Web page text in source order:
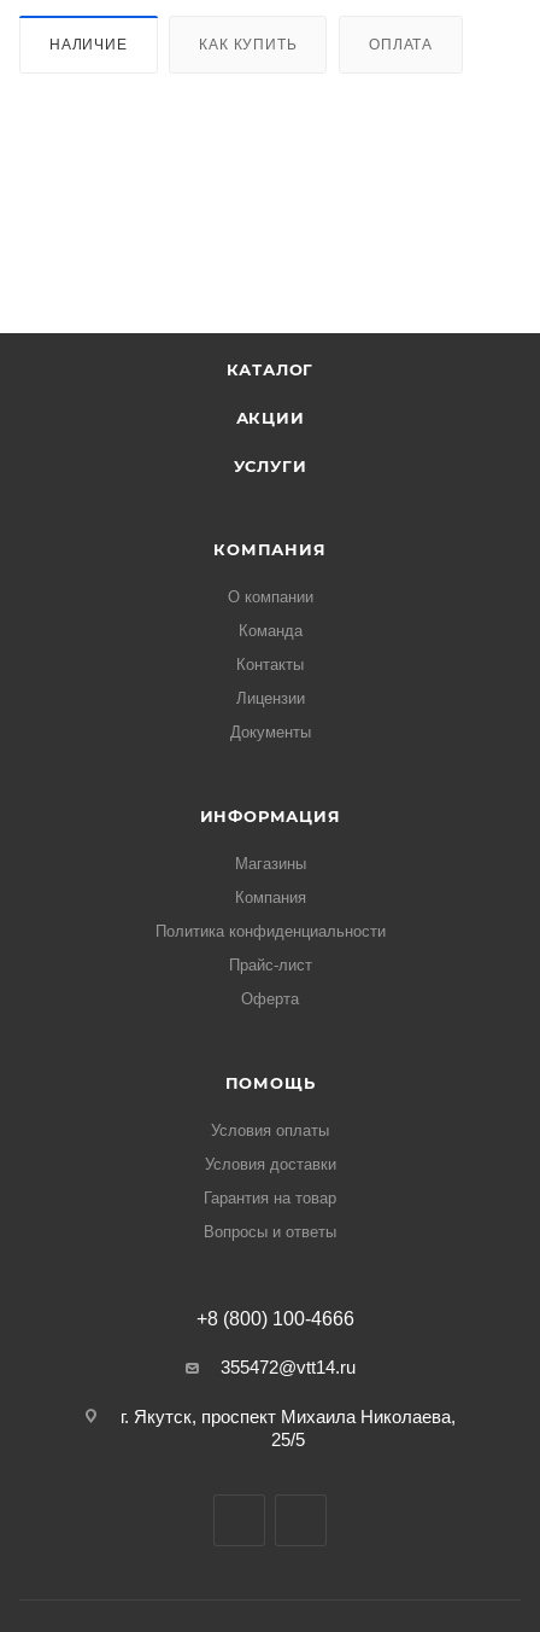
НАЛИЧИЕ КАК КУПИТЬ ОПЛАТА
КАТАЛОГ
АКЦИИ
УСЛУГИ
КОМПАНИЯ
О компании
Команда
Контакты
Лицензии
Документы
ИНФОРМАЦИЯ
Магазины
Компания
Политика конфиденциальности
Прайс-лист
Оферта
ПОМОЩЬ
Условия оплаты
Условия доставки
Гарантия на товар
Вопросы и ответы
+8 (800) 100-4666
355472@vtt14.ru
г. Якутск, проспект Михаила Николаева,
25/5